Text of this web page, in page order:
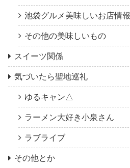
池袋グルメ美味しいお店情報
その他の美味しいもの
スイーツ関係
気づいたら聖地巡礼
ゆるキャン△
ラーメン大好き小泉さん
ラブライブ
その他とか